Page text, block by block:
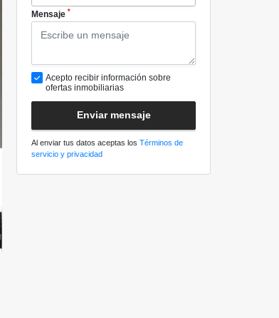
Mensaje *
Acepto recibir información sobre
ofertas inmobiliarias
Enviar mensaje
Al enviar tus datos aceptas los Términos de
servicio y privacidad